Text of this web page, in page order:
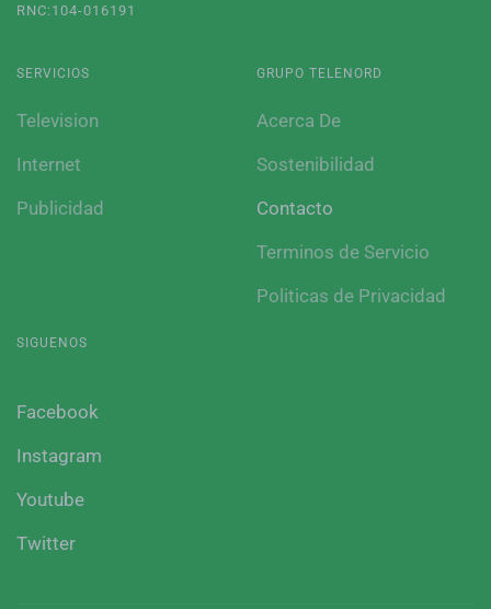
RNC:104-016191
SERVICIOS
Television
Internet
Publicidad
GRUPO TELENORD
Acerca De
Sostenibilidad
Contacto
Terminos de Servicio
Politicas de Privacidad
SIGUENOS
Facebook
Instagram
Youtube
Twitter